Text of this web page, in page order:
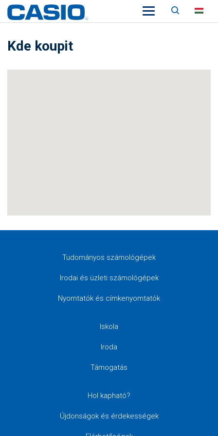
Keresés
Kde koupit
Tudományos számológépek
Irodai és üzleti számológépek
Nyomtatók és címkenyomtatók
Iskola
Iroda
Támogatás
Hol kapható?
Újdonságok és érdekességek